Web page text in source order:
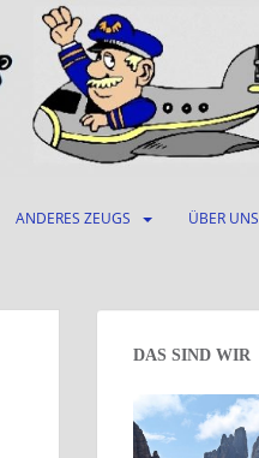
ANDERES ZEUGS ÜBER UNS
DAS SIND WIR